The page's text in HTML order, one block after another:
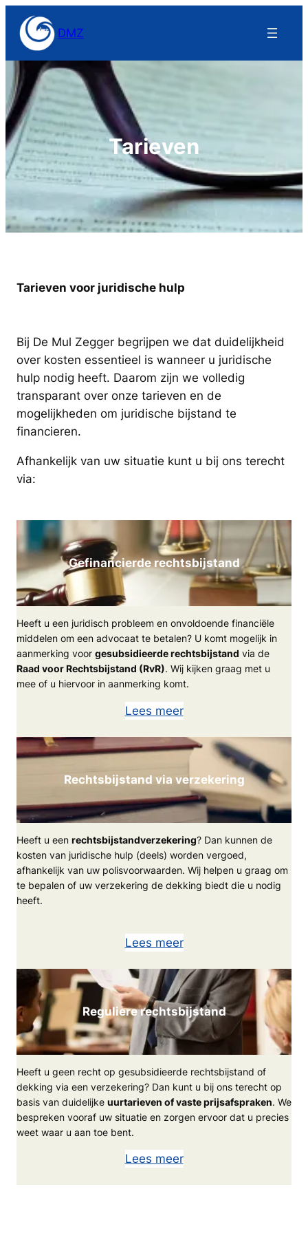
content
DMZ
Tarieven
Tarieven voor juridische hulp
Bij De Mul Zegger begrijpen we dat duidelijkheid
over kosten essentieel is wanneer u juridische
hulp nodig heeft. Daarom zijn we volledig
transparant over onze tarieven en de
mogelijkheden om juridische bijstand te
financieren.
Afhankelijk van uw situatie kunt u bij ons terecht
via:
Gefinancierde rechtsbijstand
Heeft u een juridisch probleem en onvoldoende financiële
middelen om een advocaat te betalen? U komt mogelijk in
aanmerking voor gesubsidieerde rechtsbijstand via de
Raad voor Rechtsbijstand (RvR). Wij kijken graag met u
mee of u hiervoor in aanmerking komt.
Lees meer
Rechtsbijstand via verzekering
Heeft u een rechtsbijstandverzekering? Dan kunnen de
kosten van juridische hulp (deels) worden vergoed,
afhankelijk van uw polisvoorwaarden. Wij helpen u graag om
te bepalen of uw verzekering de dekking biedt die u nodig
heeft.
Lees meer
Reguliere rechtsbijstand
Heeft u geen recht op gesubsidieerde rechtsbijstand of
dekking via een verzekering? Dan kunt u bij ons terecht op
basis van duidelijke uurtarieven of vaste prijsafspraken. We
bespreken vooraf uw situatie en zorgen ervoor dat u precies
weet waar u aan toe bent.
Lees meer